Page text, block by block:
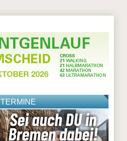
TERMINE